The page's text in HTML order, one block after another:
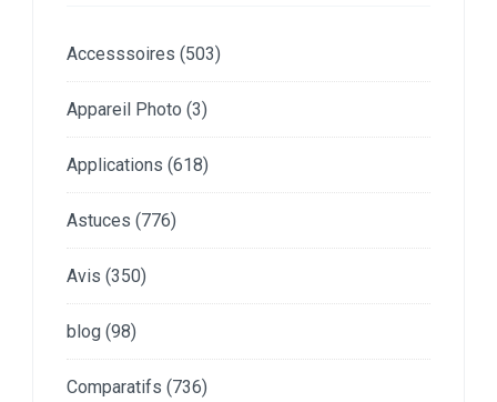
Accesssoires (503)
Appareil Photo (3)
Applications (618)
Astuces (776)
Avis (350)
blog (98)
Comparatifs (736)